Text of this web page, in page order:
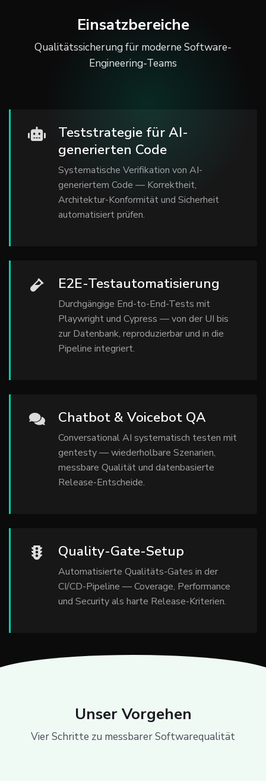
Einsatzbereiche
Qualitätssicherung für moderne Software-
Engineering-Teams
Teststrategie für AI-
generierten Code
Systematische Verifikation von AI-
generiertem Code — Korrektheit,
Architektur-Konformität und Sicherheit
automatisiert prüfen.
E2E-Testautomatisierung
Durchgängige End-to-End-Tests mit
Playwright und Cypress — von der UI bis
zur Datenbank, reproduzierbar und in die
Pipeline integriert.
Chatbot & Voicebot QA
Conversational AI systematisch testen mit
gentesty — wiederholbare Szenarien,
messbare Qualität und datenbasierte
Release-Entscheide.
Quality-Gate-Setup
Automatisierte Qualitäts-Gates in der
CI/CD-Pipeline — Coverage, Performance
und Security als harte Release-Kriterien.
Unser Vorgehen
Vier Schritte zu messbarer Softwarequalität